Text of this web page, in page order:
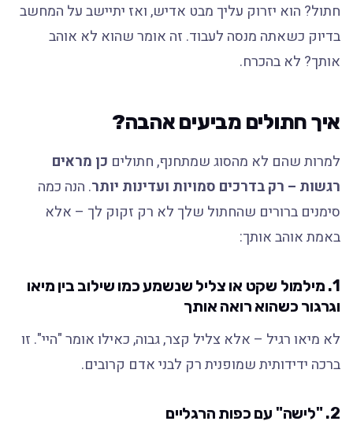
חתול? הוא יזרוק עליך מבט אדיש, ואז יתיישב על המחשב
בדיוק כשאתה מנסה לעבוד. זה אומר שהוא לא אוהב
אותך? לא בהכרח.
איך חתולים מביעים אהבה?
למרות שהם לא מהסוג שמתחנף, חתולים כן מראים
רגשות – רק בדרכים סמויות ועדינות יותר. הנה כמה
סימנים ברורים שהחתול שלך לא רק זקוק לך – אלא
באמת אוהב אותך:
1. מילמול שקט או צליל שנשמע כמו שילוב בין מיאו
וגרגור כשהוא רואה אותך
לא מיאו רגיל – אלא צליל קצר, גבוה, כאילו אומר "היי". זו
ברכה ידידותית שמופנית רק לבני אדם קרובים.
2. " לישה" עם כפות הרגליים